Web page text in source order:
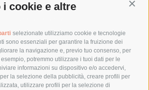
cookie e altre
selezionate utilizziamo cookie e tecnologie
sono essenziali per garantire la fruizione dei
la navigazione e, previo tuo consenso, per
potremmo utilizzare i tuoi dati per le
informazioni su dispositivo e/o accedervi,
la selezione della pubblicità, creare profili per
utilizzare profili per la selezione di
COSTI DI SPEDIZIONE
POLITICA DI RESO
POLICY
PRIVACY POLICY